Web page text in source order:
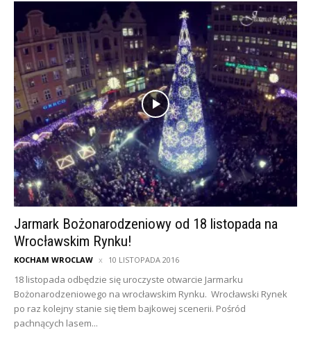
Jarmark Bożonarodzeniowy od 18 listopada na
Wrocławskim Rynku!
KOCHAM WROCLAW 10 LISTOPADA 2016
18 listopada odbędzie się uroczyste otwarcie Jarmarku
Bożonarodzeniowego na wrocławskim Rynku. Wrocławski Rynek
po raz kolejny stanie się tłem bajkowej scenerii. Pośród
pachnących lasem...